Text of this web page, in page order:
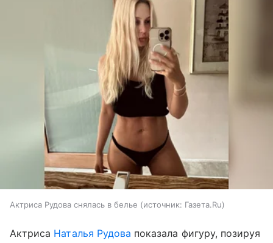
Актриса Рудова снялась в белье источник: Газета.Ru
Актриса Наталья Рудова показала фигуру, позируя